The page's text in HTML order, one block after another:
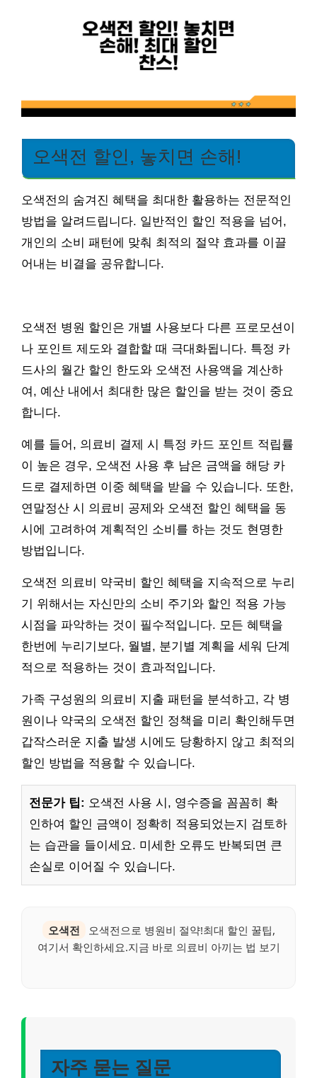
오색전 할인, 놓치면 손해!
오색전의 숨겨진 혜택을 최대한 활용하는 전문적인
방법을 알려드립니다. 일반적인 할인 적용을 넘어,
개인의 소비 패턴에 맞춰 최적의 절약 효과를 이끌
어내는 비결을 공유합니다.
오색전 병원 할인은 개별 사용보다 다른 프로모션이
나 포인트 제도와 결합할 때 극대화됩니다. 특정 카
드사의 월간 할인 한도와 오색전 사용액을 계산하
여, 예산 내에서 최대한 많은 할인을 받는 것이 중요
합니다.
예를 들어, 의료비 결제 시 특정 카드 포인트 적립률
이 높은 경우, 오색전 사용 후 남은 금액을 해당 카
드로 결제하면 이중 혜택을 받을 수 있습니다. 또한,
연말정산 시 의료비 공제와 오색전 할인 혜택을 동
시에 고려하여 계획적인 소비를 하는 것도 현명한
방법입니다.
오색전 의료비 약국비 할인 혜택을 지속적으로 누리
기 위해서는 자신만의 소비 주기와 할인 적용 가능
시점을 파악하는 것이 필수적입니다. 모든 혜택을
한번에 누리기보다, 월별, 분기별 계획을 세워 단계
적으로 적용하는 것이 효과적입니다.
가족 구성원의 의료비 지출 패턴을 분석하고, 각 병
원이나 약국의 오색전 할인 정책을 미리 확인해두면
갑작스러운 지출 발생 시에도 당황하지 않고 최적의
할인 방법을 적용할 수 있습니다.
전문가 팁: 오색전 사용 시, 영수증을 꼼꼼히 확
인하여 할인 금액이 정확히 적용되었는지 검토하
는 습관을 들이세요. 미세한 오류도 반복되면 큰
손실로 이어질 수 있습니다.
오색전
오색전으로 병원비 절약!최대 할인 꿀팁,
여기서 확인하세요.지금 바로 의료비 아끼는 법 보기
자주 묻는 질문